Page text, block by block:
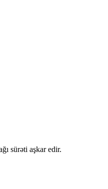
sürəti aşkar edir.